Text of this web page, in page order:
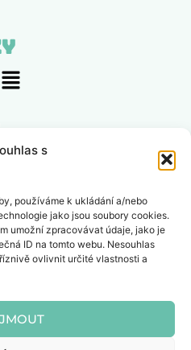
s
používáme k ukládání a/nebo
jako jsou soubory cookies.
umožní zpracovávat údaje, jako je
ID na tomto webu. Nesouhlas
ovlivnit určité vlastnosti a
si myslíte
u spolkového
L 21209 vedená u
v Brně.
z.s. | Všechna práva